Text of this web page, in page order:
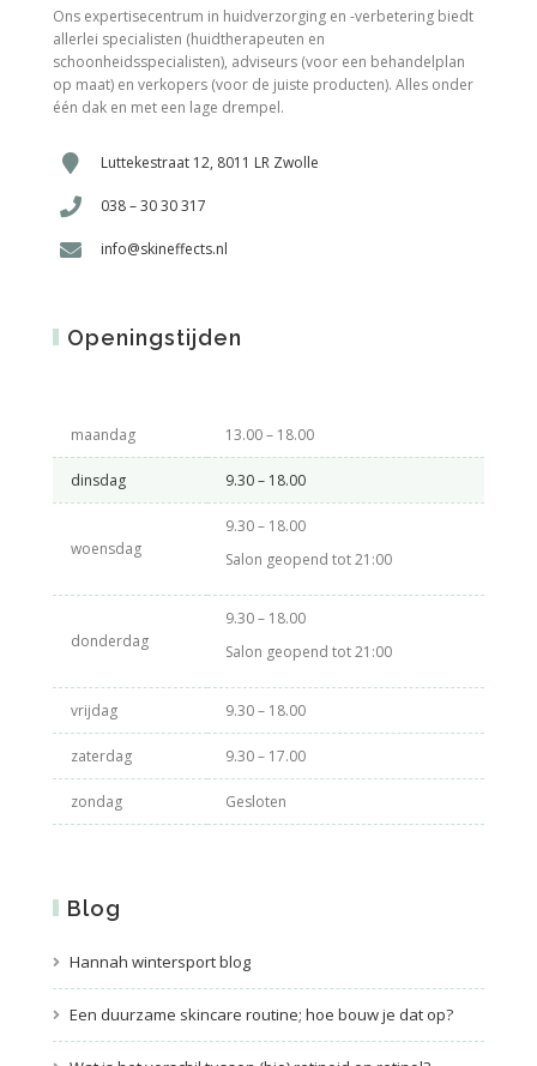
Ons expertisecentrum in huidverzorging en -verbetering biedt
allerlei specialisten (huidtherapeuten en
schoonheidsspecialisten), adviseurs (voor een behandelplan
op maat) en verkopers (voor de juiste producten). Alles onder
één dak en met een lage drempel.
Luttekestraat 12, 8011 LR Zwolle
038 – 30 30 317
info@skineffects.nl
Openingstijden
maandag 13.00 – 18.00
dinsdag 9.30 – 18.00
woensdag
9.30 – 18.00
Salon geopend tot 21:00
donderdag
9.30 – 18.00
Salon geopend tot 21:00
vrijdag 9.30 – 18.00
zaterdag 9.30 – 17.00
zondag Gesloten
Blog
Hannah wintersport blog
Een duurzame skincare routine; hoe bouw je dat op?